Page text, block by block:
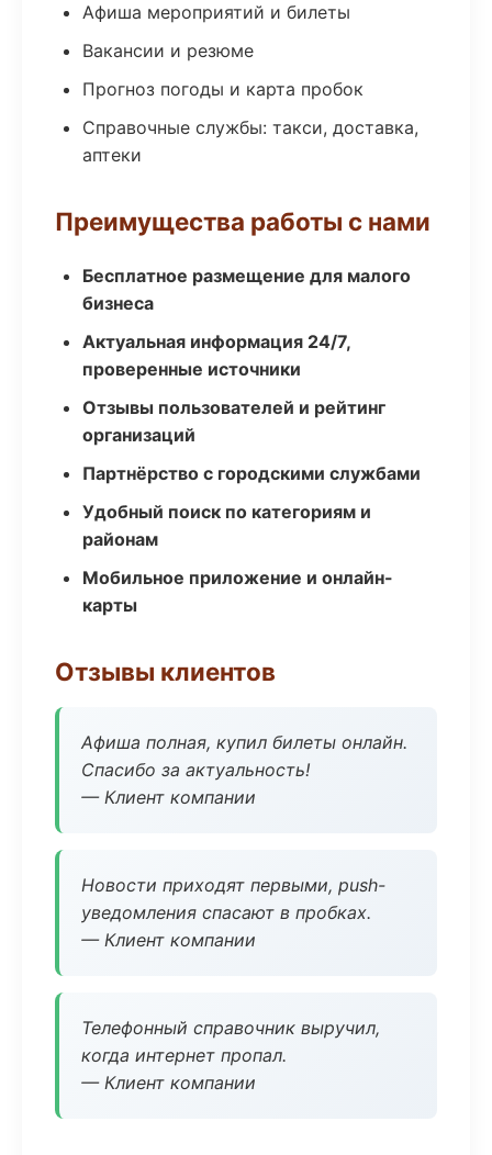
Афиша мероприятий и билеты
Вакансии и резюме
Прогноз погоды и карта пробок
Справочные службы: такси, доставка,
аптеки
Преимущества работы с нами
Бесплатное размещение для малого
бизнеса
Актуальная информация 24/7,
проверенные источники
Отзывы пользователей и рейтинг
организаций
Партнёрство с городскими службами
Удобный поиск по категориям и
районам
Мобильное приложение и онлайн-
карты
Отзывы клиентов
Афиша полная, купил билеты онлайн.
Спасибо за актуальность!
— Клиент компании
Новости приходят первыми, push-
уведомления спасают в пробках.
— Клиент компании
Телефонный справочник выручил,
когда интернет пропал.
— Клиент компании